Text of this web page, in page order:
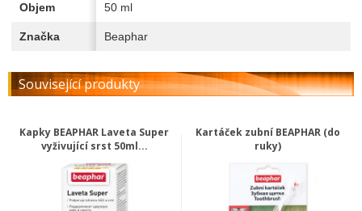
Objem 50 ml
Značka Beaphar
Související produkty
Kapky BEAPHAR Laveta Super
vyživující srst 50ml...
Kartáček zubní BEAPHAR (do
ruky)